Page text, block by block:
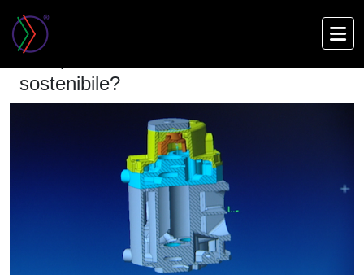
Skip
main
content
Compressore a iniezione d’olio: è
sostenibile?